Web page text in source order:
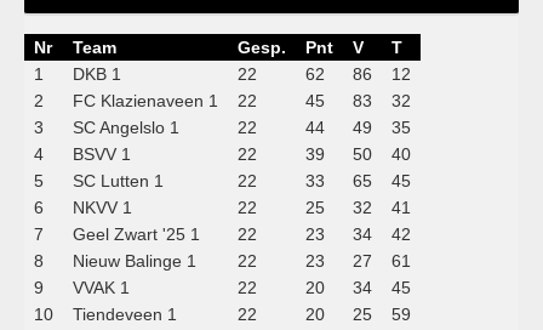
Nr Team Gesp. Pnt V
T
1
DKB 1 22 62 86
12
2
FC Klazienaveen 1 22 45 83
32
3
SC Angelslo 1 22 44 49
35
4
BSVV 1 22 39 50
40
5
SC Lutten 1 22 33 65
45
6
NKVV 1 22 25 32
41
7
Geel Zwart '25 1 22 23 34
42
8
Nieuw Balinge 1 22 23 27
61
9
VVAK 1 22 20 34
45
10
Tiendeveen 1 22 20 25
59